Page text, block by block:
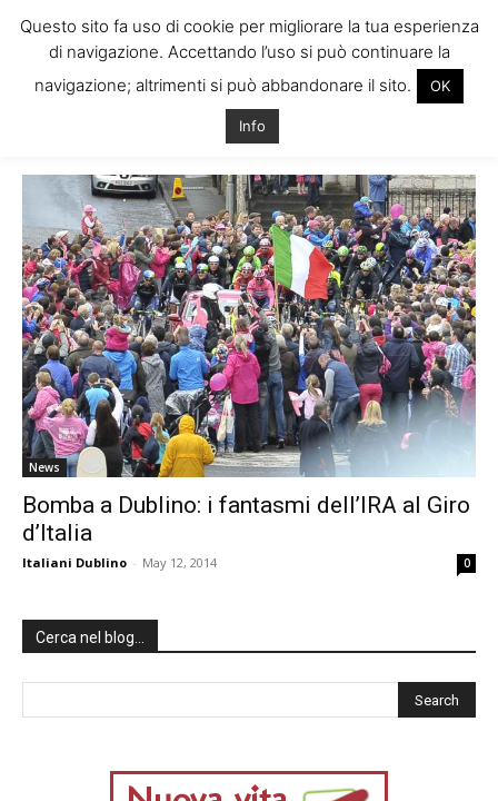
Tag: attentato terroristico dublino
News
Bomba a Dublino: i fantasmi dell’IRA al Giro
d’Italia
Italiani Dublino - May 12, 2014 0
Cerca nel blog…
Questo sito fa uso di cookie per migliorare la tua esperienza
di navigazione. Accettando l’uso si può continuare la
navigazione; altrimenti si può abbandonare il sito.
OK
Info